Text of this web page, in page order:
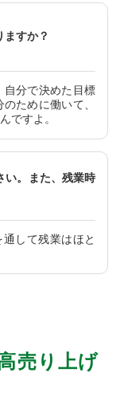
ますか？
自分で決めた目標
ために働いて、
ですよ。
い。また、残業時
して残業はほと
売り上げ